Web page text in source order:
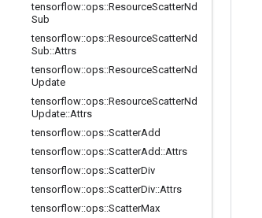
tensorflow::ops::ResourceScatterNd
Sub
tensorflow::ops::ResourceScatterNd
Sub::Attrs
tensorflow::ops::ResourceScatterNd
Update
tensorflow::ops::ResourceScatterNd
Update::Attrs
tensorflow::ops::ScatterAdd
tensorflow::ops::ScatterAdd ::Attrs
tensorflow::ops::ScatterDiv
tensorflow::ops::ScatterDiv::Attrs
tensorflow::ops::ScatterMax